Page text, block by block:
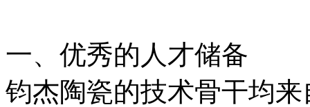
一、优秀的人才储备
钧杰陶瓷的技术骨干均